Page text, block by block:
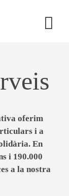
oferim
i a
En
i 190.000
a la nostra